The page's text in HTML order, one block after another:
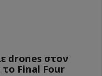
drones στον
το Final Four